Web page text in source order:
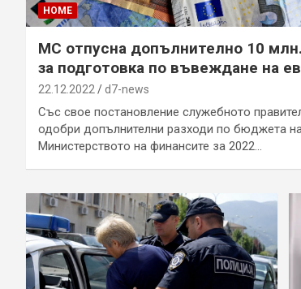
HOME
МС отпусна допълнително 10
за подготовка по въвеждане на
22.12.2022 d7-news
Със свое постановление служебното
одобри допълнителни разходи по бюджета
Министерството на финансите за 2022…